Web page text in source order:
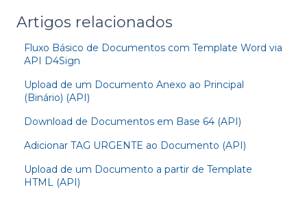
Artigos relacionados
Fluxo Básico de Documentos com Template Word via
API D4Sign
Upload de um Documento Anexo ao Principal
(Binário) (API)
Download de Documentos em Base 64 (API)
Adicionar TAG URGENTE ao Documento (API)
Upload de um Documento a partir de Template
HTML (API)